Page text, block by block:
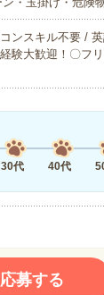
ンスキル不要 /
経験大歓迎！〇
30代 40代
応募する